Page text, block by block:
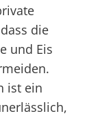
die
und Eis
ist ein